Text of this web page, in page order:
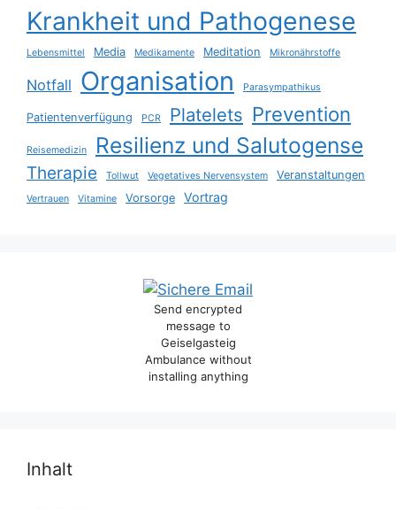
Krankheit und Pathogenese
Lebensmittel Media Medikamente Meditation Mikronährstoffe
Notfall Organisation Parasympathikus
Patientenverfügung PCR Platelets Prevention
Reisemedizin Resilienz und Salutogense
Therapie Tollwut Vegetatives Nervensystem Veranstaltungen
Vertrauen Vitamine Vorsorge Vortrag
Send encrypted
message to
Geiselgasteig
Ambulance without
installing anything
Inhalt